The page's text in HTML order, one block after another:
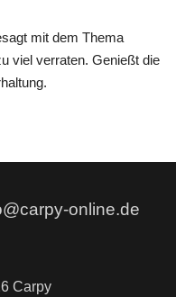
mit dem Thema
viel verraten. Genießt die
online.de
Carpy